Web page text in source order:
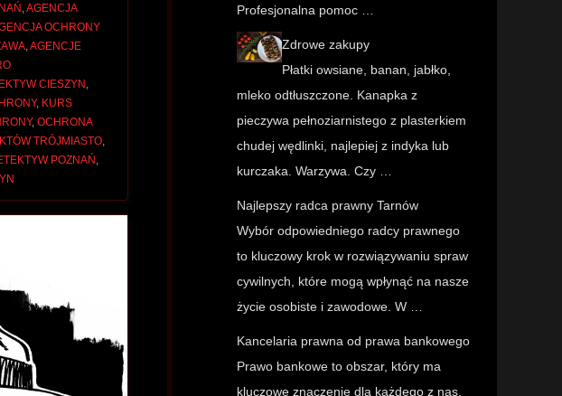
,AGENCJA
OCHRONY
,AGENCJE
CIESZYN
, KURS
,OCHRONA
TRÓJMIASTO
POZNAŃ
Profesjonalna pomoc …
Zdrowe zakupy
Płatki owsiane, banan, jabłko,
mleko odtłuszczone. Kanapka z
pieczywa pełnoziarnistego z plasterkiem
chudej wędlinki, najlepiej z indyka lub
kurczaka. Warzywa. Czy …
Najlepszy radca prawny Tarnów
Wybór odpowiedniego radcy prawnego
to kluczowy krok w rozwiązywaniu spraw
cywilnych, które mogą wpłynąć na nasze
życie osobiste i zawodowe. W …
Kancelaria prawna od prawa bankowego
Prawo bankowe to obszar, który ma
kluczowe znaczenie dla każdego z nas,